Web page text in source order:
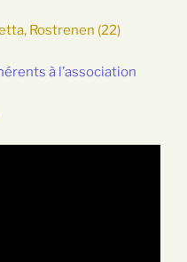
Rostrenen (22)
à l’association